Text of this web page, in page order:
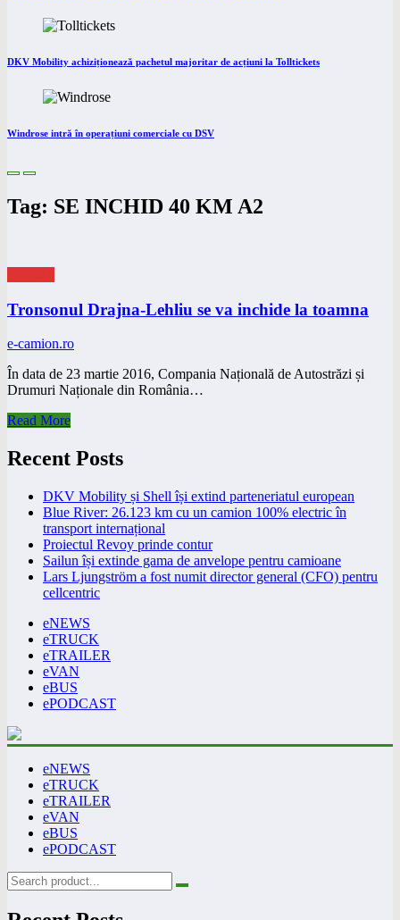
DKV Mobility achiziționează pachetul majoritar de acțiuni la Tolltickets
Windrose intră în operațiuni comerciale cu DSV
Tag: SE INCHID 40 KM A2
Tronsonul Drajna-Lehliu se va inchide la toamna
e-camion.ro
În data de 23 martie 2016, Compania Națională de Autostrăzi și
Drumuri Naționale din România…
Read More
Recent Posts
DKV Mobility și Shell își extind parteneriatul european
Blue River: 26.123 km cu un camion 100% electric în
transport internațional
Proiectul Revoy prinde contur
Sailun își extinde gama de anvelope pentru camioane
Lars Ljungström a fost numit director general (CFO) pentru
cellcentric
eNEWS
eTRUCK
eTRAILER
eVAN
eBUS
ePODCAST
eNEWS
eTRUCK
eTRAILER
eVAN
eBUS
ePODCAST